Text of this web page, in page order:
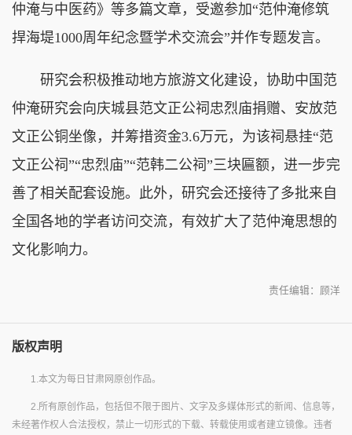
仲淹与中医药》等多篇文章，受邀参加“范仲淹修筑
捍海堤1000周年纪念暨学术交流会”并作专题发言。
研究会积极推动地方旅游文化建设，协助中国范
仲淹研究会向庆城县范文正公祠忠烈庙捐赠、安放范
文正公铜坐像，并筹措资金3.6万元，为该祠悬挂“范
文正公祠”“忠烈庙”“范韩二公祠”三块匾额，进一步完
善了相关配套设施。此外，研究会还接待了多批来自
全国各地的学者访问交流，有效扩大了范仲淹思想的
文化影响力。
责任编辑：顾洋
版权声明
1.本文为每日甘肃网原创作品。
2.所有原创作品，包括但不限于图片、文字及多媒体形式的新闻、信息等，
未经著作权人合法授权，禁止一切形式的下载、转载使用或者建立镜像。违者